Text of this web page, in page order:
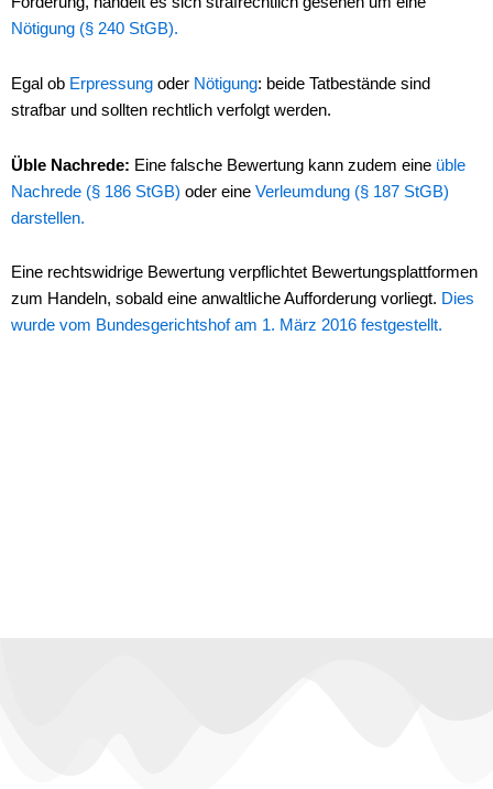
Nötigung (§ 240 StGB).
Egal ob Erpressung oder Nötigung: beide Tatbestände sind
strafbar und sollten rechtlich verfolgt werden.
Üble Nachrede: Eine falsche Bewertung kann zudem eine üble
Nachrede (§ 186 StGB) oder eine Verleumdung (§ 187 StGB)
darstellen.
Eine rechtswidrige Bewertung verpflichtet Bewertungsplattformen
zum Handeln, sobald eine anwaltliche Aufforderung vorliegt. Dies
wurde vom Bundesgerichtshof am 1. März 2016 festgestellt.